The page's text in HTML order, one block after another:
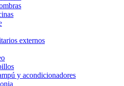
externos
y acondicionadores